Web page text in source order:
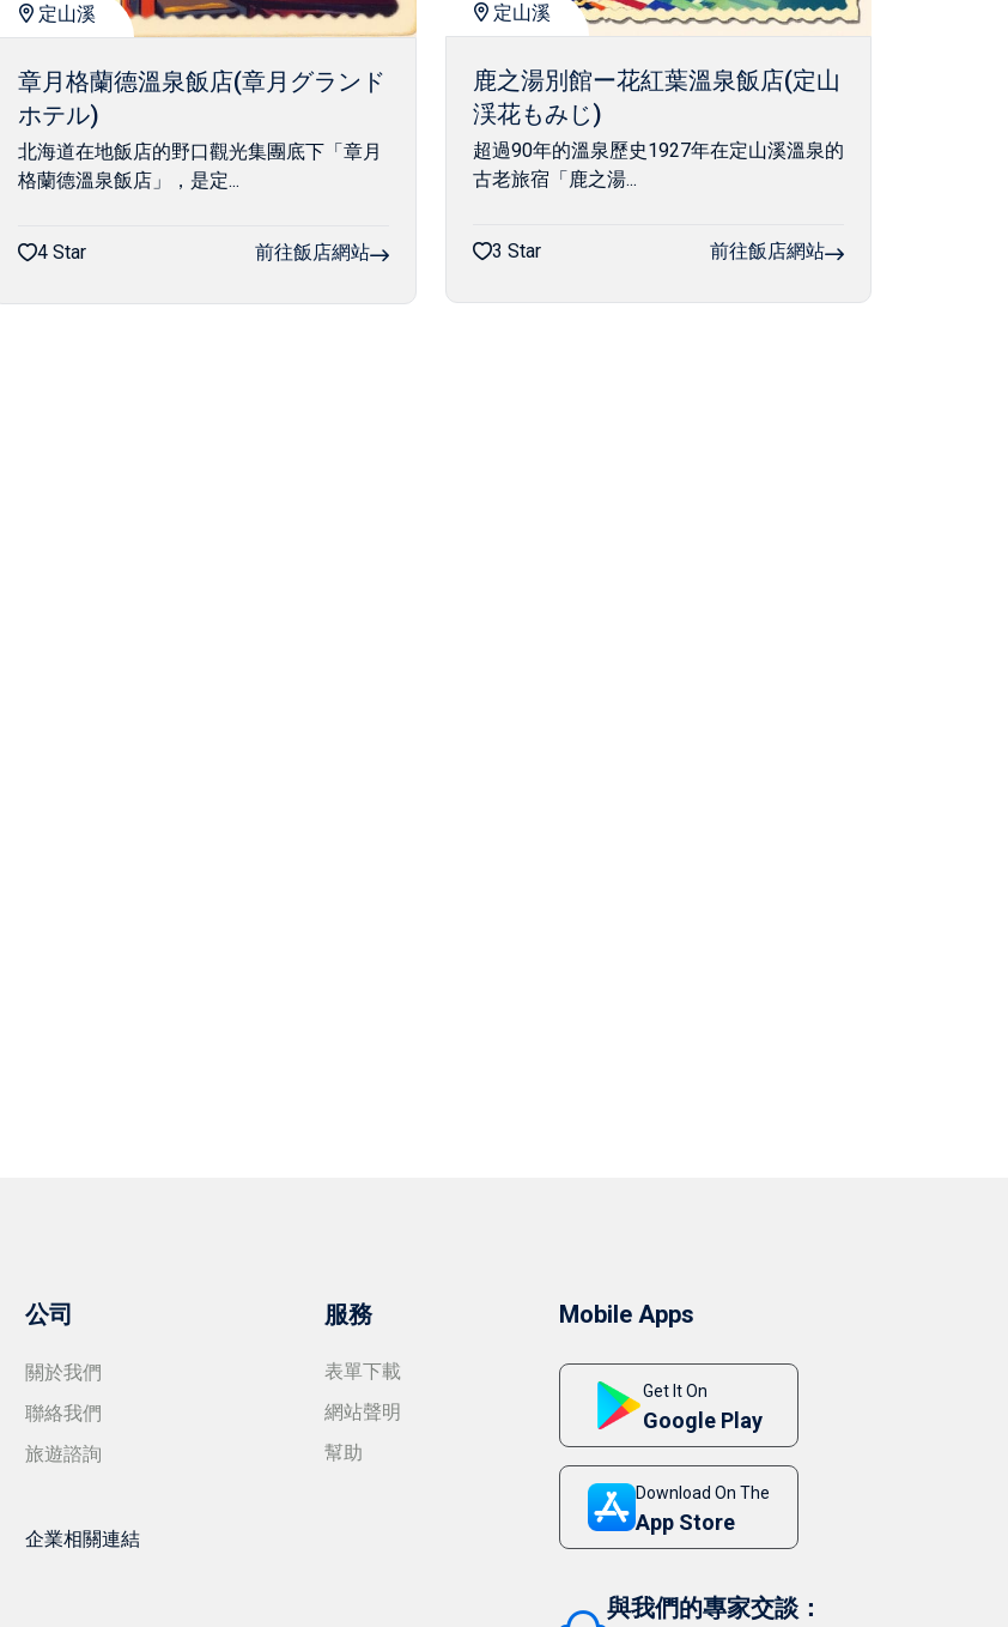
定山溪
章月格蘭德溫泉飯店(章月グランド
ホテル)
北海道在地飯店的野口觀光集團底下「章月
格蘭德溫泉飯店」，是定...
4 Star 前往飯店網站
定山溪
鹿之湯別館ー花紅葉溫泉飯店(定山
渓花もみじ)
超過90年的溫泉歷史1927年在定山溪溫泉的
古老旅宿「鹿之湯...
3 Star 前往飯店網站
公司
關於我們
聯絡我們
旅遊諮詢
企業相關連結
服務
表單下載
網站聲明
幫助
Mobile Apps
Get It On
Google Play
Download On The
App Store
與我們的專家交談：